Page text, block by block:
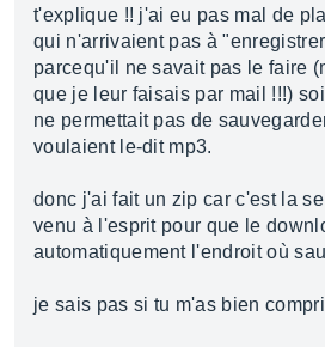
t'explique !! j'ai eu pas mal de
qui n'arrivaient pas à
parcequ'il ne savait pas le faire
que je leur faisais par mail !!!)
ne permettait pas de
voulaient le-dit mp3.
donc j'ai fait un zip car c'est la
venu à l'esprit pour que le
automatiquement l'endroit où
je sais pas si tu m'as bien